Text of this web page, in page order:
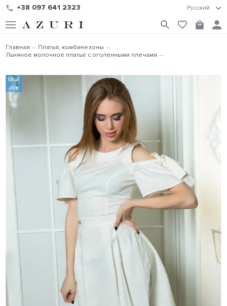
+38 097 641 2323 Русский
Главная
Платья, комбинезоны
Льняное молочное платье с оголенными плечами